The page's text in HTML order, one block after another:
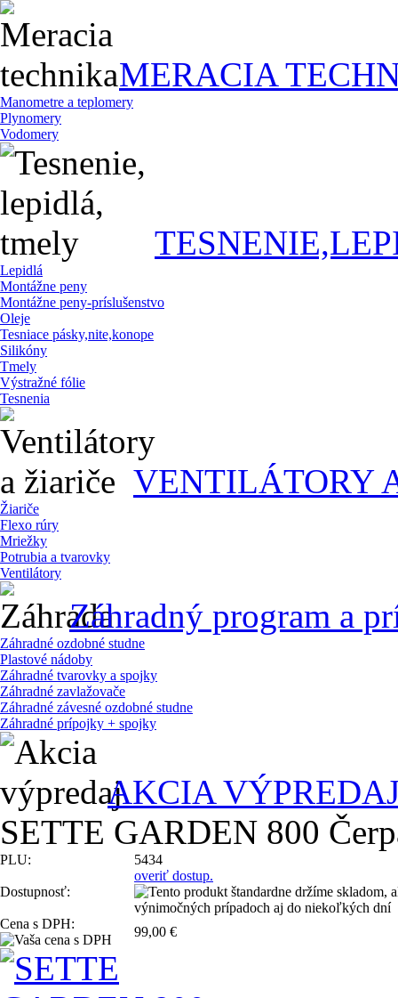
MERACIA
Manometre a teplomery
Plynomery
Vodomery
Lepidlá
Montážne peny
Montážne peny-príslušenstvo
Oleje
Tesniace pásky,nite,konope
Silikóny
Tmely
Výstražné fólie
Tesnenia
VENTILÁTORY
Žiariče
Flexo rúry
Mriežky
Potrubia a tvarovky
Ventilátory
Záhradný program a
Záhradné ozdobné studne
Plastové nádoby
Záhradné tvarovky a spojky
Záhradné zavlažovače
Záhradné závesné ozdobné studne
Záhradné prípojky + spojky
AKCIA
SETTE GARDEN 800
PLU: 5434
Dostupnosť:
overiť dostup.
Cena s DPH:
99,00 €